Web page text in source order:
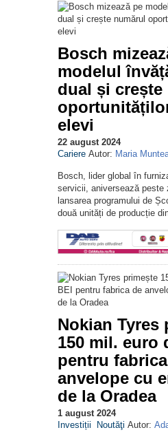
Bosch
modelul
dual și crește
elevi
22 august 2024
Cariere Autor: Maria
Bosch, lider global în
servicii, aniversează peste
lansarea programului de
două unități de producție
Nokian Tyres
150 mil. euro
pentru
anvelope cu
de la Oradea
1 august 2024
Investiții
Noutăţi Autor: